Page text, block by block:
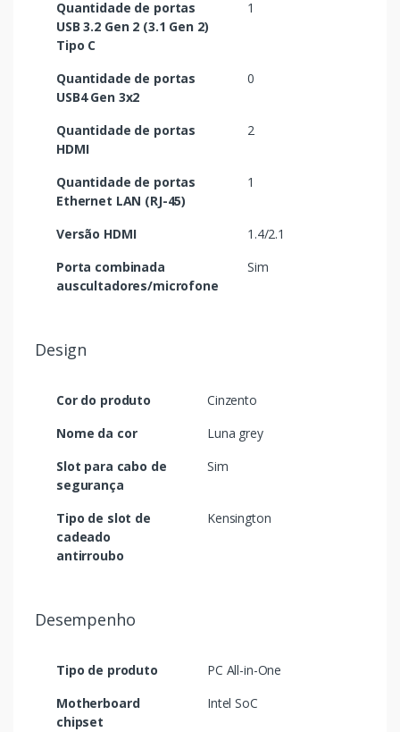
Quantidade de portas
USB 3.2 Gen 2 (3.1 Gen 2)
Tipo C
1
Quantidade de portas
USB4 Gen 3x2
0
Quantidade de portas
HDMI
2
Quantidade de portas
Ethernet LAN (RJ-45)
1
Versão HDMI
1.4/2.1
Porta combinada
auscultadores/microfone
Sim
Design
Cor do produto
Cinzento
Nome da cor
Luna grey
Slot para cabo de
segurança
Sim
Tipo de slot de
cadeado
antirroubo
Kensington
Desempenho
Tipo de produto
PC All-in-One
Motherboard
chipset
Intel SoC